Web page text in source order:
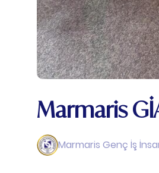
Marmaris
Marmaris Genç İş